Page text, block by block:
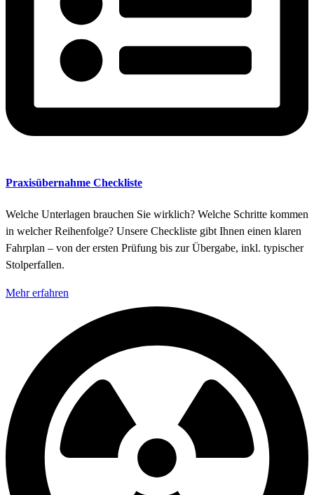
Praxisübernahme Checkliste
Welche Unterlagen brauchen Sie wirklich? Welche Schritte kommen
in welcher Reihenfolge? Unsere Checkliste gibt Ihnen einen klaren
Fahrplan – von der ersten Prüfung bis zur Übergabe, inkl. typischer
Stolperfallen.
Mehr erfahren